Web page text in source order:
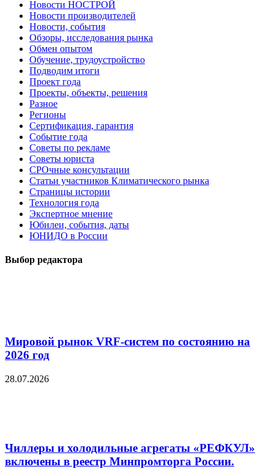
Новости НОСТРОЙ
Новости производителей
Новости, события
Обзоры, исследования рынка
Обмен опытом
Обучение, трудоустройство
Подводим итоги
Проект года
Проекты, объекты, решения
Разное
Регионы
Сертификация, гарантия
Событие года
Советы по рекламе
Советы юриста
СРОчные консультации
Статьи участников Климатического рынка
Страницы истории
Технология года
Экспертное мнение
Юбилеи, события, даты
ЮНИДО в России
Выбор редактора
Мировой рынок VRF-систем по состоянию на
2026 год
28.07.2026
Чиллеры и холодильные агрегаты «РЕФКУЛ»
включены в реестр Минпромторга России.